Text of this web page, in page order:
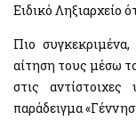
Λοιπές Υπηρεσίες Δ.Δ.
Εθνικό Μητρώο
Κράτος φιλικό προς
Υπηρεσία
Πληροφοριακών
Know Your Business
Σύστημα
Aκίνητα
Ηλεκτρονική
Ειδικό Ληξιαρχείο
Πιο
αίτηση τους μέσω
στις
παράδειγμα